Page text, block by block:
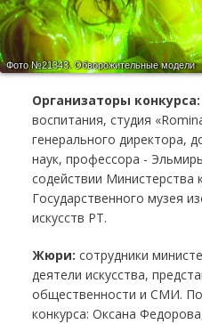
Фото №21343.Обворожительные модели
Организаторы конкурса:
воспитания, студия
генерального директора,
наук, профессора -
содействии Министерства
Государственного музея
искусств РТ.
Жюри: сотрудники
деятели искусства,
общественности и СМИ.
конкурса: Оксана